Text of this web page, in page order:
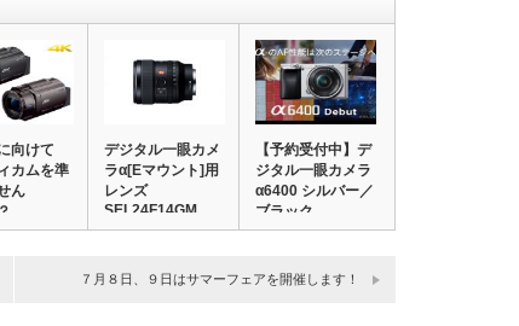
向けて
カムを準
ん
デジタル一眼カメ
ラα[Eマウント]用
レンズ
SEL24F14GM…
【予約受付中】デ
ジタル一眼カメラ
α6400 シルバー／
ブラック…
７月８日、９日はサマーフェアを開催します！